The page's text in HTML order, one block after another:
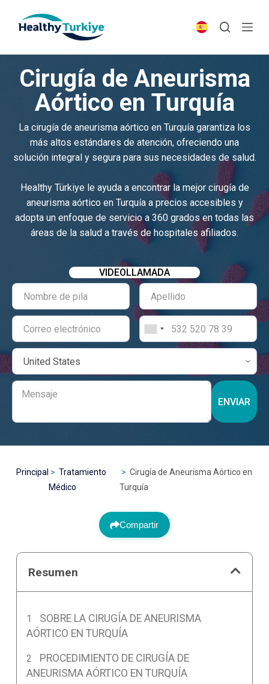
p
e
Cirugía de Aneurisma
Aórtico en Turquía
La cirugía de aneurisma aórtico en Turquía garantiza los
más altos estándares de atención, ofreciendo una
solución integral y segura para sus necesidades de salud.
Healthy Türkiye le ayuda a encontrar la mejor cirugía de
aneurisma aórtico en Turquía a precios accesibles y
adopta un enfoque de servicio a 360 grados en todas las
áreas de la salud a través de hospitales afiliados.
VIDEOLLAMADA
ENVIAR
Principal
Tratamiento
Médico
Cirugía de Aneurisma Aórtico en
Turquía
Compartir
Resumen
SOBRE LA CIRUGÍA DE ANEURISMA
AÓRTICO EN TURQUÍA
PROCEDIMIENTO DE CIRUGÍA DE
ANEURISMA AÓRTICO EN TURQUÍA